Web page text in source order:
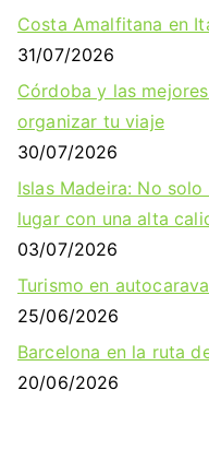
Costa Amalfitana en
31/07/2026
Córdoba y las
organizar tu viaje
30/07/2026
Islas Madeira: No
lugar con una alta
03/07/2026
Turismo en
25/06/2026
Barcelona en la ruta
20/06/2026